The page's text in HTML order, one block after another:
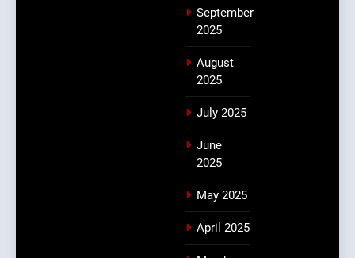
September
2025
August
2025
July 2025
June
2025
May 2025
April 2025